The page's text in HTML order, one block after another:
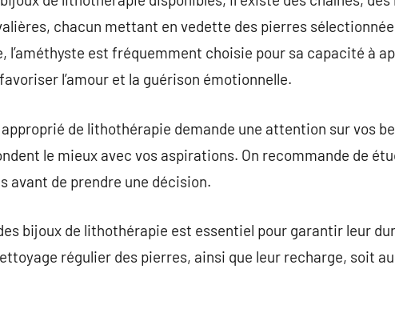
chacun mettant en vedette des pierres
l’améthyste est fréquemment choisie pour sa capacité à
l’amour et la guérison émotionnelle.
de lithothérapie demande une attention sur vos
le mieux avec vos aspirations. On recommande de
avant de prendre une décision.
bijoux de lithothérapie est essentiel pour garantir leur
régulier des pierres, ainsi que leur recharge, soit